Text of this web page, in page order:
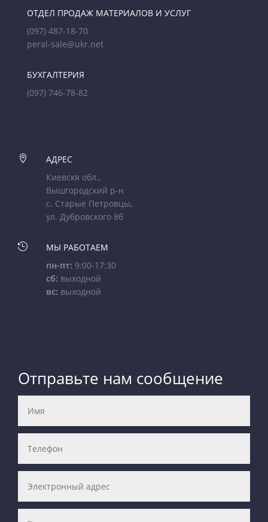
ОТДЕЛ ПРОДАЖ МАТЕРИАЛОВ И УСЛУГ
(097) 487-18-70
peral-sale@ukr.net
БУХГАЛТЕРИЯ
(097) 746-78-82

АДРЕС
Киевскя обл.,
Вышгородский р-н
с. Старые Петровцы,
ул. Дубровского 8б

МЫ РАБОТАЕМ
пн-пт: 9:00-17:30
сб: выходной
вс: выходной
Отправьте нам сообщение